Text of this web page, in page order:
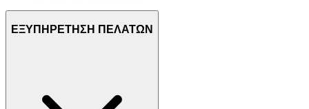
ΕΞΥΠΗΡΕΤΗΣΗ ΠΕΛΑΤΩΝ